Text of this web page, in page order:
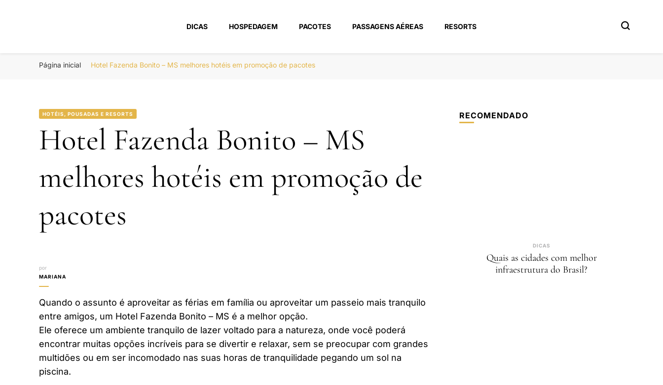
Portal Boa Viagem
DICAS HOSPEDAGEM PACOTES PASSAGENS AÉREAS RESORTS
Página inicial Hotel Fazenda Bonito – MS melhores hotéis em promoção de pacotes
HOTÉIS, POUSADAS E RESORTS
Hotel Fazenda Bonito – MS
melhores hotéis em promoção de
pacotes
por
MARIANA
Quando o assunto é aproveitar as férias em família ou aproveitar um passeio mais tranquilo
entre amigos, um Hotel Fazenda Bonito – MS é a melhor opção.
Ele oferece um ambiente tranquilo de lazer voltado para a natureza, onde você poderá
encontrar muitas opções incríveis para se divertir e relaxar, sem se preocupar com grandes
multidões ou em ser incomodado nas suas horas de tranquilidade pegando um sol na
piscina.
RECOMENDADO
DICAS
Quais as cidades com melhor
infraestrutura do Brasil?